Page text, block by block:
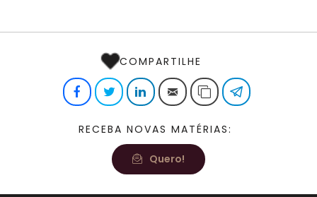
COMPARTILHE
FacebookTwitterLinkedInE-mailCopiar linkTelegram
RECEBA NOVAS MATÉRIAS:
Quero!